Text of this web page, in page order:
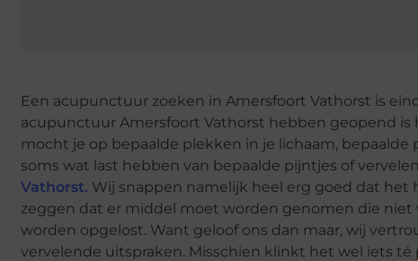
Een acupunctuur zoeken in Amersfoort Vathorst is
acupunctuur Amersfoort Vathorst hebben geopend
mocht je op bepaalde plekken in je lichaam, bepaalde
soms wat last hebben van bepaalde pijntjes of
Vathorst. Wij snappen namelijk heel erg goed dat het
zeggen dat er middel moet worden genomen die
worden opgelost. Want geloof ons dan maar, wij
vervelende uitspraken. Misschien klinkt het wel iets